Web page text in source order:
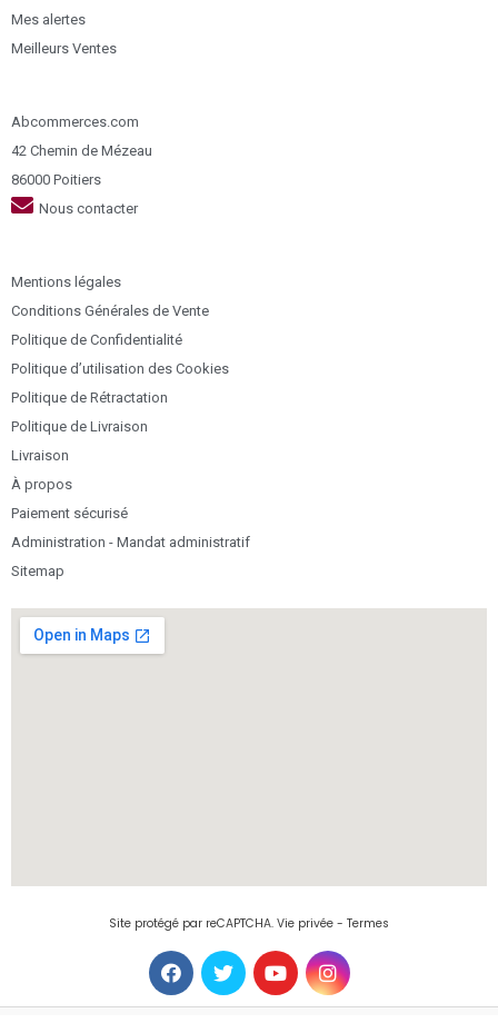
Mes alertes
Meilleurs Ventes
Abcommerces.com
42 Chemin de Mézeau
86000 Poitiers
Nous contacter
Mentions légales
Conditions Générales de Vente
Politique de Confidentialité
Politique d’utilisation des Cookies
Politique de Rétractation
Politique de Livraison
Livraison
À propos
Paiement sécurisé
Administration - Mandat administratif
Sitemap
Site protégé par reCAPTCHA. Vie privée - Termes